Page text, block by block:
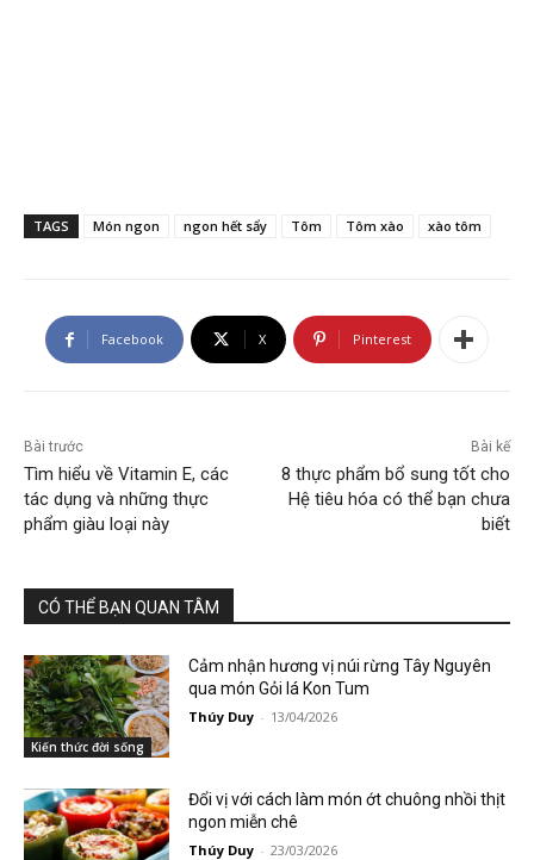
TAGS Món ngon ngon hết sẩy Tôm Tôm xào xào tôm
Facebook X Pinterest
Bài trước
Tìm hiểu về Vitamin E, các
tác dụng và những thực
phẩm giàu loại này
Bài kế
8 thực phẩm bổ sung tốt cho
Hệ tiêu hóa có thể bạn chưa
biết
CÓ THỂ BẠN QUAN TÂM
Kiến thức đời sống
Cảm nhận hương vị núi rừng Tây Nguyên
qua món Gỏi lá Kon Tum
Thúy Duy - 13/04/2026
Đổi vị với cách làm món ớt chuông nhồi thịt
ngon miễn chê
Thúy Duy - 23/03/2026